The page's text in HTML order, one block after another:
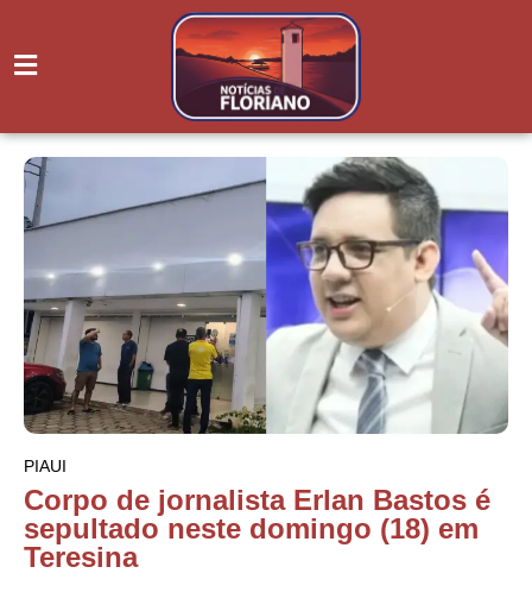
PIAUI
Corpo de jornalista Erlan Bastos é
sepultado neste domingo (18) em
Teresina